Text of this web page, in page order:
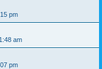
pm
am
pm